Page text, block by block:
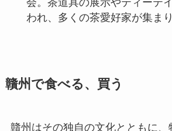
われ、多くの茶愛好家が集まり
贛州で食べる、買う
贛州はその独自の文化とともに、